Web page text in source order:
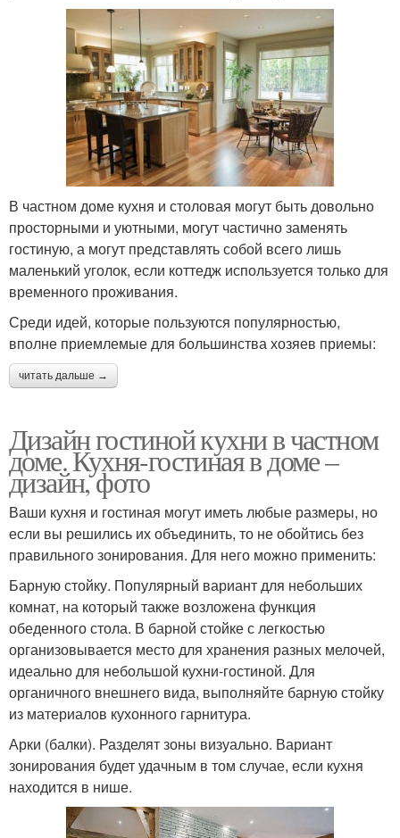
В частном доме кухня и столовая могут быть довольно
просторными и уютными, могут частично заменять
гостиную, а могут представлять собой всего лишь
маленький уголок, если коттедж используется только для
временного проживания.
Среди идей, которые пользуются популярностью,
вполне приемлемые для большинства хозяев приемы:
читать дальше →
Дизайн гостиной кухни в частном
доме. Кухня-гостиная в доме –
дизайн, фото
Ваши кухня и гостиная могут иметь любые размеры, но
если вы решились их объединить, то не обойтись без
правильного зонирования. Для него можно применить:
Барную стойку. Популярный вариант для небольших
комнат, на который также возложена функция
обеденного стола. В барной стойке с легкостью
организовывается место для хранения разных мелочей,
идеально для небольшой кухни-гостиной. Для
органичного внешнего вида, выполняйте барную стойку
из материалов кухонного гарнитура.
Арки (балки). Разделят зоны визуально. Вариант
зонирования будет удачным в том случае, если кухня
находится в нише.